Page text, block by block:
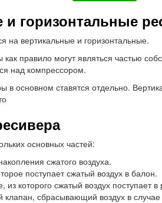
и горизонтальные
на вертикальные и горизонтальные.
правило могут являться частью
над компрессором.
в основном ставятся отдельно.
основных частей:
сжатого воздуха.
поступает сжатый воздух в балон.
из которого сжатый воздух поступает в
клапан, сбрасывающий воздух в